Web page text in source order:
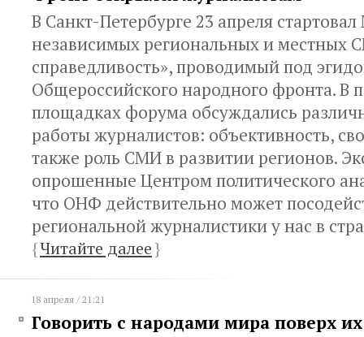
В Санкт-Петербурге 23 апреля
независимых региональных и местных
справедливость», проводимый под
Общероссийского народного фронта. В
площадках форума обсуждались
работы журналистов: объективность,
также роль СМИ в развитии регионов.
опрошенные Центром политического
что ОНФ действительно может
региональной журналистики у нас в
{Читайте далее}
18 апреля / 21:21
Говорить с народами мира поверх